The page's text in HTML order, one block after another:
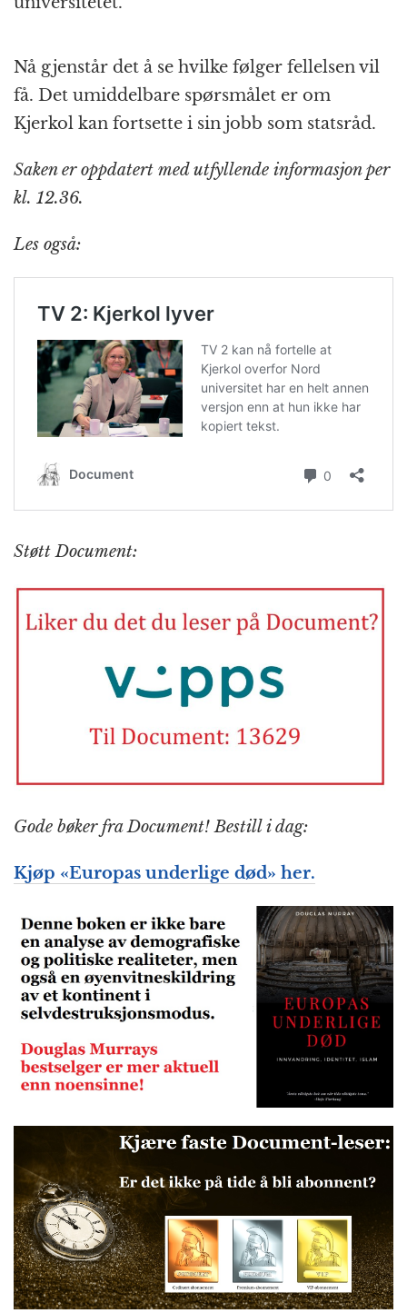
Nå gjenstår det å se hvilke følger fellelsen vil
få. Det umiddelbare spørsmålet er om
Kjerkol kan fortsette i sin jobb som statsråd.
Saken er oppdatert med utfyllende informasjon per
kl. 12.36.
Les også:
Støtt Document:
Gode bøker fra Document! Bestill i dag:
Kjøp «Europas underlige død» her.